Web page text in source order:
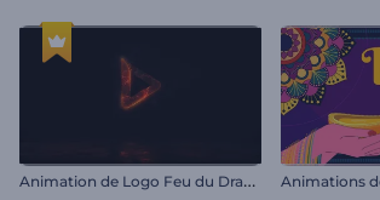
A
nimation de Logo Feu du Dragon Animations